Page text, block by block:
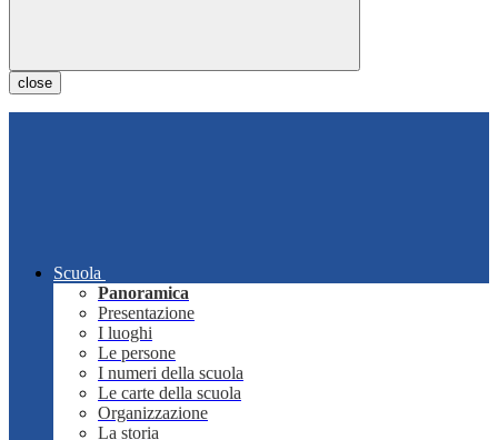
close
Scuola
Panoramica
Presentazione
I luoghi
Le persone
I numeri della scuola
Le carte della scuola
Organizzazione
La storia